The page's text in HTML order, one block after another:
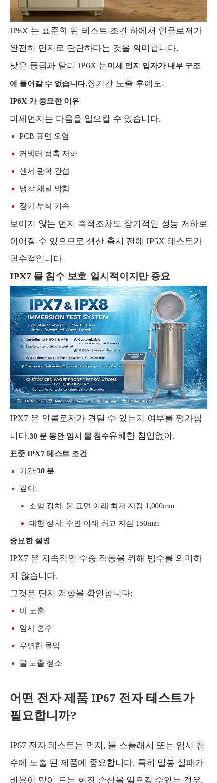
IP6X 는 표준화 된 테스트 조건 하에서 인클로저가
완전히 먼지로 단단하다는 것을 의미합니다.
낮은 등급과 달리 IP6X 는미세 먼지 입자가 내부 구조
에 들어갈 수 없습니다.장기간 노출 후에도.
IP6X 가 중요한 이유
미세먼지는 다음을 일으킬 수 있습니다.
PCB 표면 오염
커넥터 접촉 저하
센서 광학 간섭
냉각 채널 막힘
장기 부식 가속
보이지 않는 먼지 축적조차도 장기적인 성능 저하로
이어질 수 있으므로 생산 출시 전에 IP6X 테스트가
필수적입니다.
IPX7 물 침수 보호-일시적이지만 중요
IPX7 은 인클로저가 견딜 수 있는지 여부를 평가합
니다.30 분 동안 임시 물 침수유해한 침입없이.
표준 IPX7 테스트 조건
기간:30 분
깊이:
소형 장치: 물 표면 아래 최저 지점 1,000mm
대형 장치: 수면 아래 최고 지점 150mm
중요한 설명
IPX7 은 지속적인 수중 작동을 위해 방수를 의미하
지 않습니다.
그것은 단지 저항을 확인합니다:
비 노출
임시 홍수
우연한 몰입
물 노출 청소
어떤 전자 제품 IP67 전자 테스트가
필요합니까?
IP67 전자 테스트는 먼지, 물 스플래시 또는 임시 침
수에 노출 된 제품에 중요합니다. 특히 밀봉 실패가
비용이 많이 드는 현장 손상을 일으킬 수있는 경우.